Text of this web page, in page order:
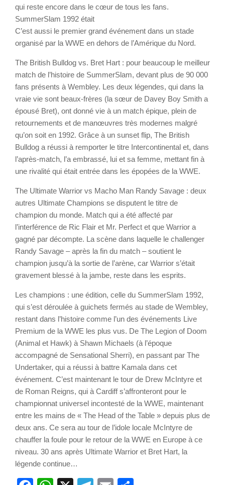
qui reste encore dans le cœur de tous les fans.
SummerSlam 1992 était
C’est aussi le premier grand événement dans un stade
organisé par la WWE en dehors de l’Amérique du Nord.
The British Bulldog vs. Bret Hart : pour beaucoup le meilleur
match de l’histoire de SummerSlam, devant plus de 90 000
fans présents à Wembley. Les deux légendes, qui dans la
vraie vie sont beaux-frères (la sœur de Davey Boy Smith a
épousé Bret), ont donné vie à un match épique, plein de
retournements et de manœuvres très modernes malgré
qu’on soit en 1992. Grâce à un sunset flip, The British
Bulldog a réussi à remporter le titre Intercontinental et, dans
l’après-match, l’a embrassé, lui et sa femme, mettant fin à
une rivalité qui était entrée dans les épopées de la WWE.
The Ultimate Warrior vs Macho Man Randy Savage : deux
autres Ultimate Champions se disputent le titre de
champion du monde. Match qui a été affecté par
l’interférence de Ric Flair et Mr. Perfect et que Warrior a
gagné par décompte. La scène dans laquelle le challenger
Randy Savage – après la fin du match – soutient le
champion jusqu’à la sortie de l’arène, car Warrior s’était
gravement blessé à la jambe, reste dans les esprits.
Les champions : une édition, celle du SummerSlam 1992,
qui s’est déroulée à guichets fermés au stade de Wembley,
restant dans l’histoire comme l’un des événements Live
Premium de la WWE les plus vus. De The Legion of Doom
(Animal et Hawk) à Shawn Michaels (à l’époque
accompagné de Sensational Sherri), en passant par The
Undertaker, qui a réussi à battre Kamala dans cet
événement. C’est maintenant le tour de Drew McIntyre et
de Roman Reigns, qui à Cardiff s’affronteront pour le
championnat universel incontesté de la WWE, maintenant
entre les mains de « The Head of the Table » depuis plus de
deux ans. Ce sera au tour de l’idole locale McIntyre de
chauffer la foule pour le retour de la WWE en Europe à ce
niveau. 30 ans après Ultimate Warrior et Bret Hart, la
légende continue…